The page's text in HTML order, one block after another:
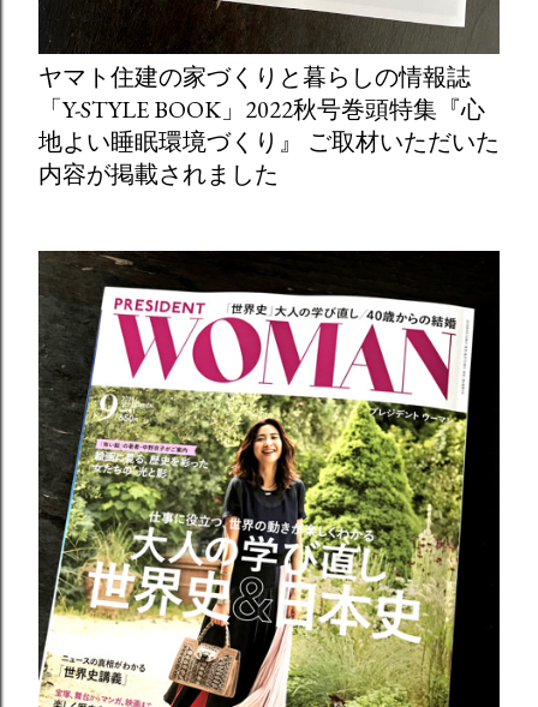
ヤマト住建の家づくりと暮らしの情報誌
「Y-STYLE BOOK」2022秋号巻頭特集『心
地よい睡眠環境づくり』 ご取材いただいた
内容が掲載されました